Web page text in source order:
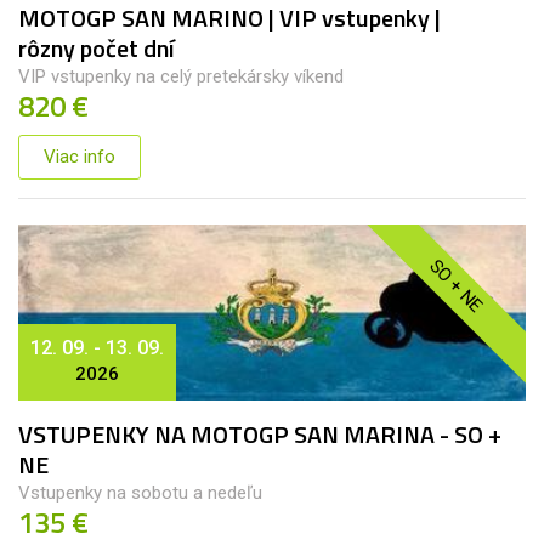
MOTOGP SAN MARINO | VIP vstupenky |
rôzny počet dní
VIP vstupenky na celý pretekársky víkend
820 €
Viac info
SO + NE
12. 09. - 13. 09.
2026
VSTUPENKY NA MOTOGP SAN MARINA - SO +
NE
Vstupenky na sobotu a nedeľu
135 €